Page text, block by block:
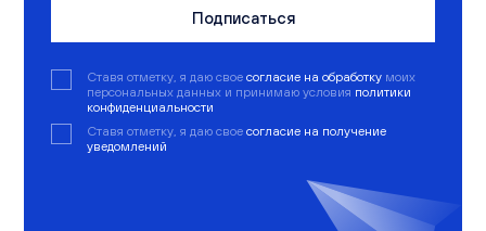
Подписаться
Ставя отметку, я даю свое согласие на обработку моих
персональных данных и принимаю условия политики
конфиденциальности
Ставя отметку, я даю свое согласие на получение
уведомлений